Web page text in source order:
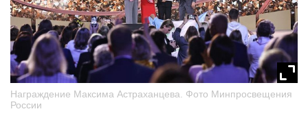
Награждение Максима Астраханцева. Фото Минпросвещения
России